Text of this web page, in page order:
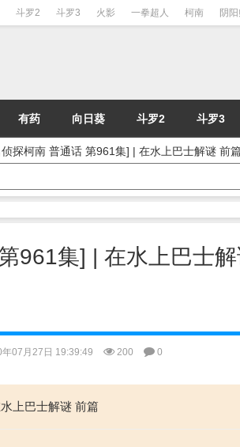
斗罗2 斗罗3 火影 一拳超人 柯南 阴
有药 向日葵 斗罗2 斗罗3
侦探柯南 普通话 第961集] | 在水上巴士解谜 前
961集] | 在水上巴士
07月27日 19:39:49 200 0
上巴士解谜 前篇